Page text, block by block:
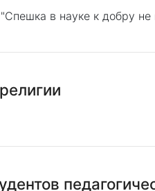
в науке к добру не